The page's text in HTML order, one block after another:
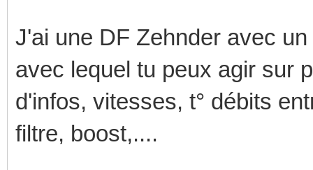
J'ai une DF Zehnder avec
avec lequel tu peux agir sur
d'infos, vitesses, t° débits
filtre, boost,....